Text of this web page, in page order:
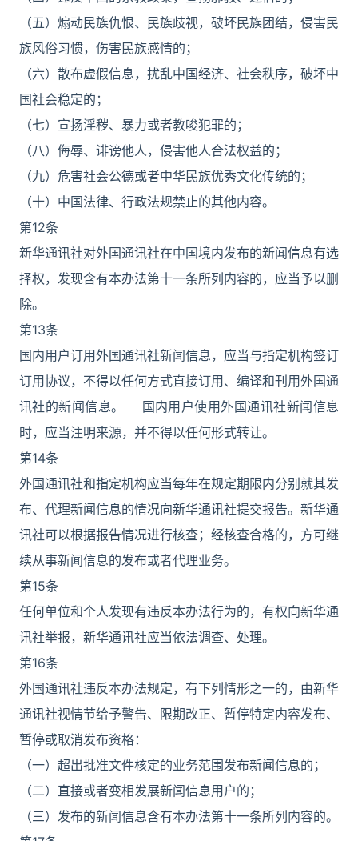
（五）煽动民族仇恨、民族歧视，破坏民族团结，侵害民
族风俗习惯，伤害民族感情的；
（六）散布虚假信息，扰乱中国经济、社会秩序，破坏中
国社会稳定的；
（七）宣扬淫秽、暴力或者教唆犯罪的；
（八）侮辱、诽谤他人，侵害他人合法权益的；
（九）危害社会公德或者中华民族优秀文化传统的；
（十）中国法律、行政法规禁止的其他内容。
第12条
新华通讯社对外国通讯社在中国境内发布的新闻信息有选
择权，发现含有本办法第十一条所列内容的，应当予以删
除。
第13条
国内用户订用外国通讯社新闻信息，应当与指定机构签订
订用协议，不得以任何方式直接订用、编译和刊用外国通
讯社的新闻信息。 国内用户使用外国通讯社新闻信息
时，应当注明来源，并不得以任何形式转让。
第14条
外国通讯社和指定机构应当每年在规定期限内分别就其发
布、代理新闻信息的情况向新华通讯社提交报告。新华通
讯社可以根据报告情况进行核查；经核查合格的，方可继
续从事新闻信息的发布或者代理业务。
第15条
任何单位和个人发现有违反本办法行为的，有权向新华通
讯社举报，新华通讯社应当依法调查、处理。
第16条
外国通讯社违反本办法规定，有下列情形之一的，由新华
通讯社视情节给予警告、限期改正、暂停特定内容发布、
暂停或取消发布资格：
（一）超出批准文件核定的业务范围发布新闻信息的；
（二）直接或者变相发展新闻信息用户的；
（三）发布的新闻信息含有本办法第十一条所列内容的。